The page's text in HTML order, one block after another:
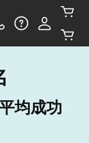
均成功